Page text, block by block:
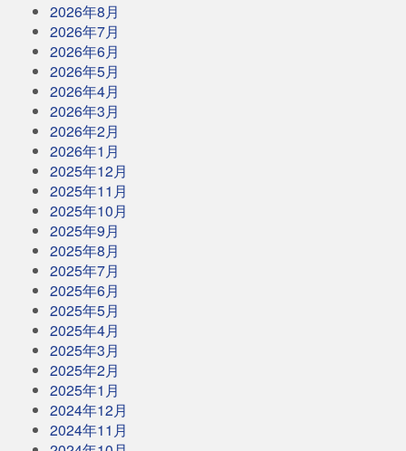
2026年8月
2026年7月
2026年6月
2026年5月
2026年4月
2026年3月
2026年2月
2026年1月
2025年12月
2025年11月
2025年10月
2025年9月
2025年8月
2025年7月
2025年6月
2025年5月
2025年4月
2025年3月
2025年2月
2025年1月
2024年12月
2024年11月